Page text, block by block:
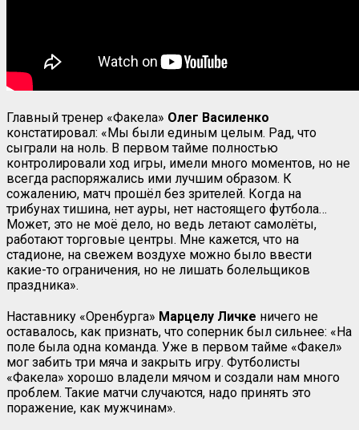
Главный тренер «Факела» Олег Василенко
констатировал: «Мы были единым целым. Рад, что
сыграли на ноль. В первом тайме полностью
контролировали ход игры, имели много моментов, но не
всегда распоряжались ими лучшим образом. К
сожалению, матч прошёл без зрителей. Когда на
трибунах тишина, нет ауры, нет настоящего футбола…
Может, это не моё дело, но ведь летают самолёты,
работают торговые центры. Мне кажется, что на
стадионе, на свежем воздухе можно было ввести
какие-то ограничения, но не лишать болельщиков
праздника».
Наставнику «Оренбурга» Марцелу Личке ничего не
оставалось, как признать, что соперник был сильнее: «На
поле была одна команда. Уже в первом тайме «Факел»
мог забить три мяча и закрыть игру. Футболисты
«Факела» хорошо владели мячом и создали нам много
проблем. Такие матчи случаются, надо принять это
поражение, как мужчинам».